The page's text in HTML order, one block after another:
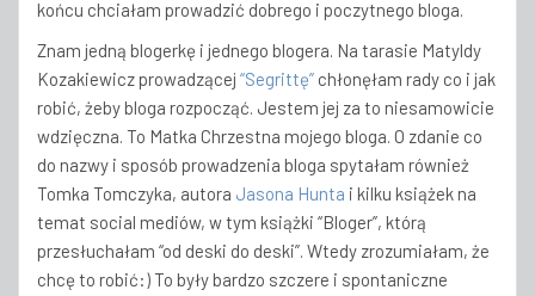
końcu chciałam prowadzić dobrego i poczytnego bloga.
Znam jedną blogerkę i jednego blogera. Na tarasie Matyldy
Kozakiewicz prowadzącej “Segrittę” chłonęłam rady co i jak
robić, żeby bloga rozpocząć. Jestem jej za to niesamowicie
wdzięczna. To Matka Chrzestna mojego bloga. O zdanie co
do nazwy i sposób prowadzenia bloga spytałam również
Tomka Tomczyka, autora Jasona Hunta i kilku książek na
temat social mediów, w tym książki “Bloger”, którą
przesłuchałam “od deski do deski”. Wtedy zrozumiałam, że
chcę to robić:) To były bardzo szczere i spontaniczne